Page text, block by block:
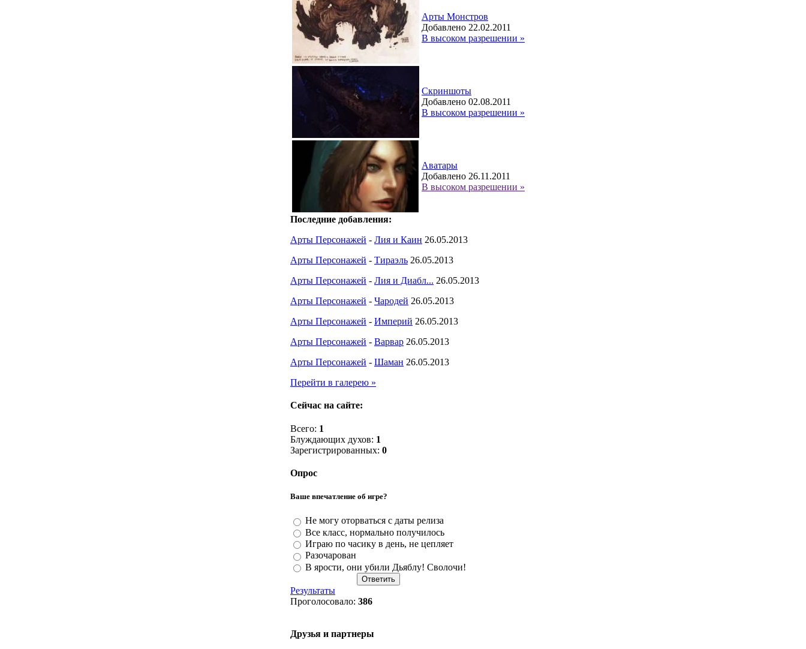
Арты Монстров
Добавлено 22.02.2011
В высоком разрешении »
Скриншоты
Добавлено 02.08.2011
В высоком разрешении »
Аватары
Добавлено 26.11.2011
В высоком разрешении »
Последние добавления:
Арты Персонажей - Лия и Каин 26.05.2013
Арты Персонажей - Тираэль 26.05.2013
Арты Персонажей - Лия и Диабл... 26.05.2013
Арты Персонажей - Чародей 26.05.2013
Арты Персонажей - Империй 26.05.2013
Арты Персонажей - Варвар 26.05.2013
Арты Персонажей - Шаман 26.05.2013
Перейти в галерею »
Сейчас на сайте:
Всего: 1
Блуждающих духов: 1
Зарегистрированных: 0
Опрос
Ваше впечатление об игре?
Не могу оторваться с даты релиза
Все класс, нормально получилось
Играю по часику в день, не цепляет
Разочарован
В ярости, они убили Дьяблу! Сволочи!
Результаты
Проголосовало: 386
Друзья и партнеры